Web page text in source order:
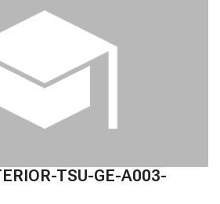
TSU-GE-A003-